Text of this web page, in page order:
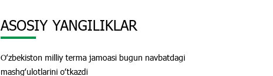
ASOSIY YANGILIKLAR
Oʻzbekiston milliy terma jamoasi bugun navbatdagi
mashgʻulotlarini oʻtkazdi